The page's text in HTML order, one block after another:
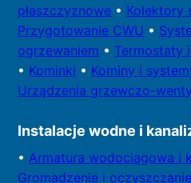
płaszczyznowe • Kolektory
Przygotowanie CWU •
ogrzewaniem • Termostaty
• Kominki • Kominy i
Urządzenia grzewczo-
Instalacje wodne i
• Armatura wodociągowa i
Gromadzenie i